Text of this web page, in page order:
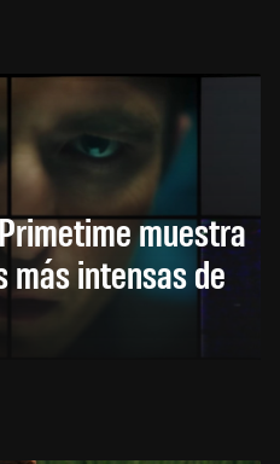
muestra
más intensas de